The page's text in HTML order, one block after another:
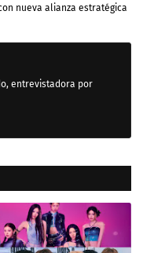
con nueva alianza estratégica
entrevistadora por